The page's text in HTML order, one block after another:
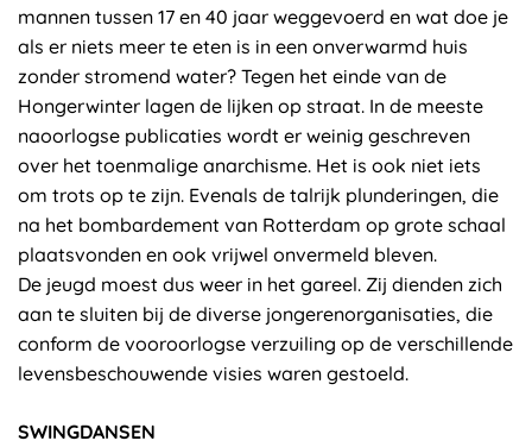
mannen tussen 17 en 40 jaar weggevoerd en wat doe je
als er niets meer te eten is in een onverwarmd huis
zonder stromend water? Tegen het einde van de
Hongerwinter lagen de lijken op straat. In de meeste
naoorlogse publicaties wordt er weinig geschreven
over het toenmalige anarchisme. Het is ook niet iets
om trots op te zijn. Evenals de talrijk plunderingen, die
na het bombardement van Rotterdam op grote schaal
plaatsvonden en ook vrijwel onvermeld bleven.
De jeugd moest dus weer in het gareel. Zij dienden zich
aan te sluiten bij de diverse jongerenorganisaties, die
conform de vooroorlogse verzuiling op de verschillende
levensbeschouwende visies waren gestoeld.
SWINGDANSEN